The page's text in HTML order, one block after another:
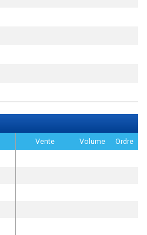
Vente Volume Ordre